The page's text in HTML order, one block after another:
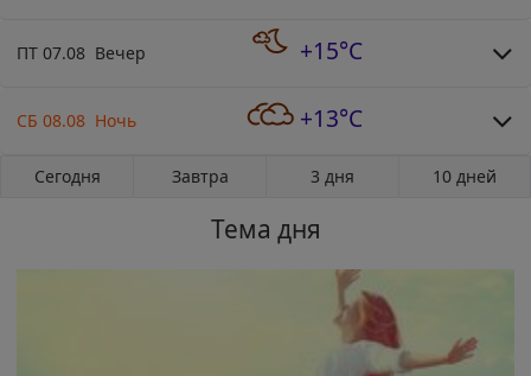
ПТ 07.08 Вечер +15°C
СБ 08.08 Ночь +13°C
Сегодня Завтра 3 дня 10 дней
Тема дня